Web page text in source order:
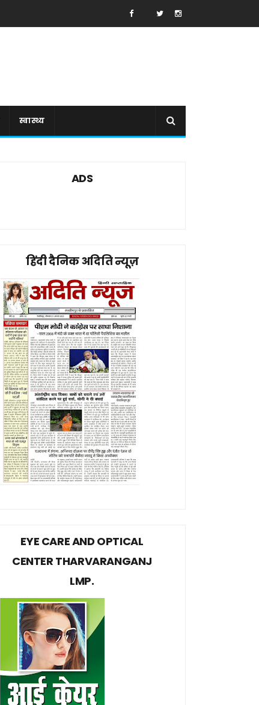
स्वास्थ्य
ADS
हिंदी दैनिक अदिति न्यूज़
EYE CARE AND OPTICAL
CENTER THARVARANGANJ
LMP.